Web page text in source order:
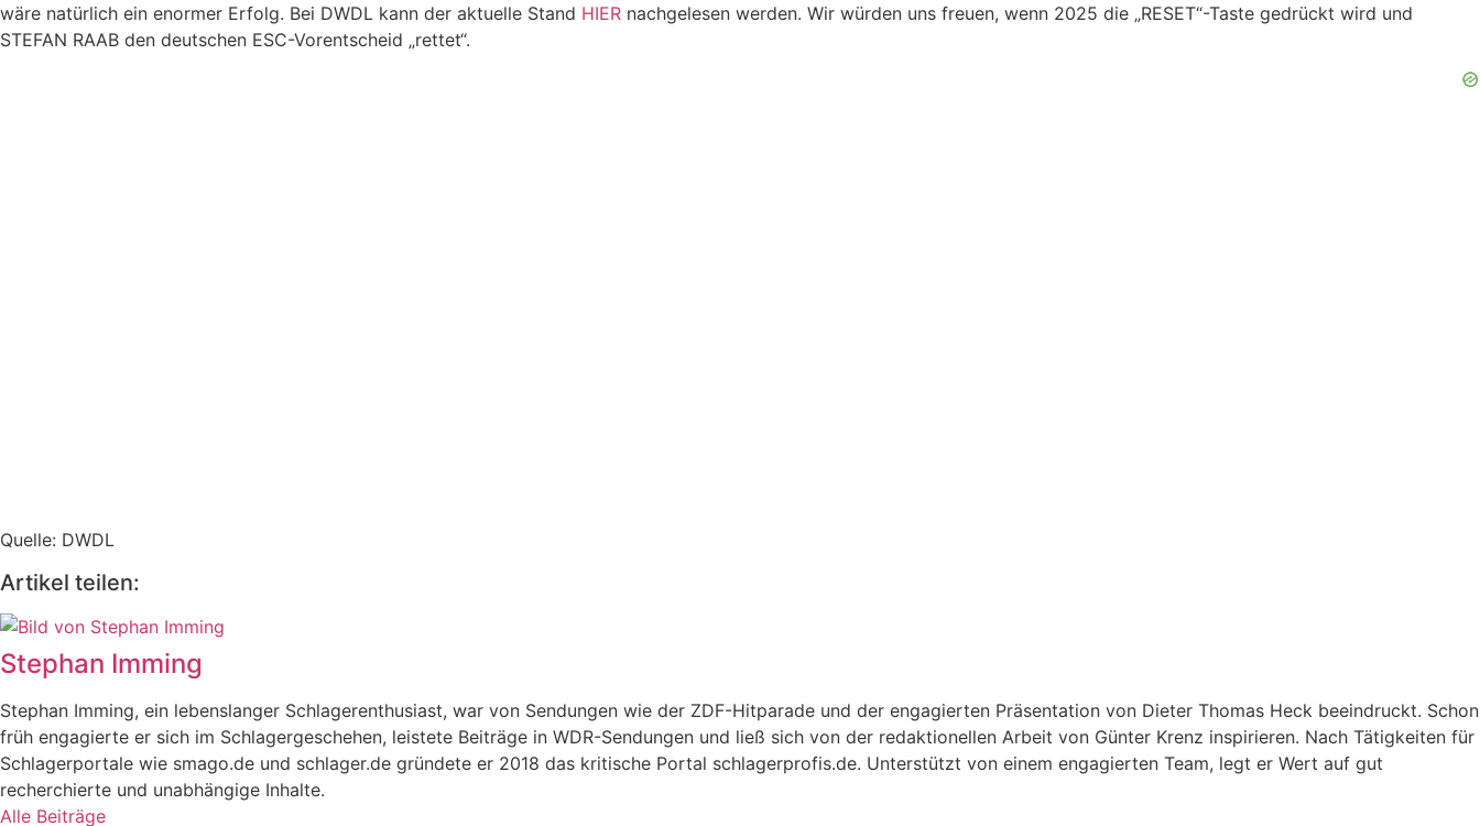
wäre natürlich ein enormer Erfolg. Bei DWDL kann der aktuelle Stand HIER nachgelesen werden. Wir würden uns freuen, wenn 2025 die „RESET“-Taste gedrückt wird und
STEFAN RAAB den deutschen ESC-Vorentscheid „rettet“.
Quelle: DWDL
Artikel teilen:
Stephan Imming
Stephan Imming, ein lebenslanger Schlagerenthusiast, war von Sendungen wie der ZDF-Hitparade und der engagierten Präsentation von Dieter Thomas Heck beeindruckt. Schon
früh engagierte er sich im Schlagergeschehen, leistete Beiträge in WDR-Sendungen und ließ sich von der redaktionellen Arbeit von Günter Krenz inspirieren. Nach Tätigkeiten für
Schlagerportale wie smago.de und schlager.de gründete er 2018 das kritische Portal schlagerprofis.de. Unterstützt von einem engagierten Team, legt er Wert auf gut
recherchierte und unabhängige Inhalte.
Alle Beiträge